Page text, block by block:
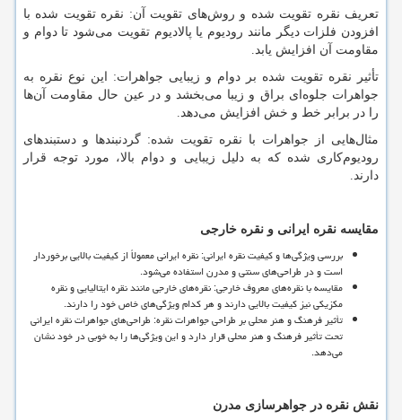
تعریف نقره تقویت شده و روشهای تقویت آن: نقره تقویت شده با
افزودن فلزات دیگر مانند رودیوم یا پالادیوم تقویت میشود تا دوام و
مقاومت آن افزایش یابد.
تأثیر نقره تقویت شده بر دوام و زیبایی جواهرات: این نوع نقره به
جواهرات جلوهای براق و زیبا میبخشد و در عین حال مقاومت آنها
را در برابر خط و خش افزایش میدهد.
مثالهایی از جواهرات با نقره تقویت شده: گردنبندها و دستبندهای
رودیومکاری شده که به دلیل زیبایی و دوام بالا، مورد توجه قرار
دارند.
مقایسه نقره ایرانی و نقره خارجی
بررسی ویژگیها و کیفیت نقره ایرانی: نقره ایرانی معمولاً از کیفیت بالایی برخوردار
است و در طراحیهای سنتی و مدرن استفاده میشود.
مقایسه با نقرههای معروف خارجی: نقرههای خارجی مانند نقره ایتالیایی و نقره
مکزیکی نیز کیفیت بالایی دارند و هر کدام ویژگیهای خاص خود را دارند.
تأثیر فرهنگ و هنر محلی بر طراحی جواهرات نقره: طراحیهای جواهرات نقره ایرانی
تحت تأثیر فرهنگ و هنر محلی قرار دارد و این ویژگیها را به خوبی در خود نشان
میدهد.
نقش نقره در جواهرسازی مدرن